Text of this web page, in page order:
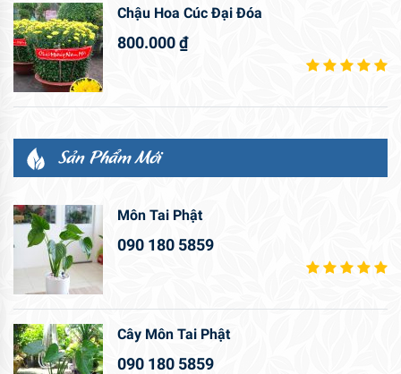
Chậu Hoa Cúc Đại Đóa
800.000₫
Sản Phẩm Mới
Môn Tai Phật
090 180 5859
Cây Môn Tai Phật
090 180 5859